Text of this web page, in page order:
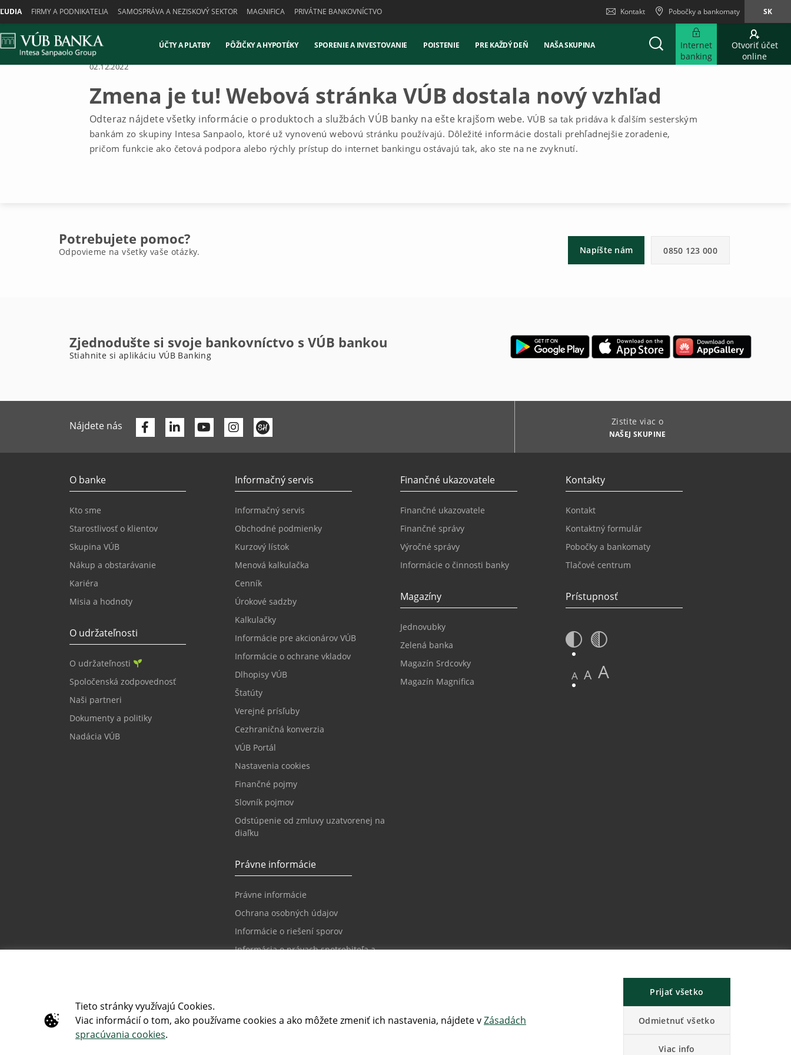
Tieto stránky využívajú Cookies.
Viac informácií o tom, ako používame cookies a ako môžete zmeniť ich nastavenia, nájdete vZásadách
spracúvania cookies.
Prijať všetko
Odmietnuť všetko
Viac info
ĽUDIA FIRMY A PODNIKATELIA SAMOSPRÁVA A NEZISKOVÝ SEKTOR MAGNIFICA PRIVÁTNE BANKOVNÍCTVO Kontakt Pobočky a bankomaty SK
ÚČTY A PLATBY PÔŽIČKY A HYPOTÉKY SPORENIE A INVESTOVANIE POISTENIE PRE KAŽDÝ DEŇ NAŠA SKUPINA
Internet
banking
Otvoriť účet
online
02.12.2022
Zmena je tu! Webová stránka VÚB dostala nový vzhľad
Odteraz nájdete všetky informácie o produktoch a službách VÚB banky na ešte krajšom webe. VÚB sa tak pridáva k ďalším sesterským
bankám zo skupiny Intesa Sanpaolo, ktoré už vynovenú webovú stránku používajú. Dôležité informácie dostali prehľadnejšie zoradenie,
pričom funkcie ako četová podpora alebo rýchly prístup do internet bankingu ostávajú tak, ako ste na ne zvyknutí.
Potrebujete pomoc?
Odpovieme na všetky vaše otázky. Napíšte nám 0850 123 000
Zjednodušte si svoje bankovníctvo s VÚB bankou
Stiahnite si aplikáciu VÚB Banking
Nájdete nás Facebook
LinkedinYoutube Zistite viac o
NAŠEJ SKUPINE
O banke
Kto sme
Starostlivosť o klientov
Skupina VÚB
Nákup a obstarávanie
Kariéra
Misia a hodnoty
O udržateľnosti
O udržateľnosti
Spoločenská zodpovednosť
Naši partneri
Dokumenty a politiky
Nadácia VÚB
Informačný servis
Informačný servis
Obchodné podmienky
Kurzový lístok
Menová kalkulačka
Cenník
Úrokové sadzby
Kalkulačky
Informácie pre akcionárov VÚB
Informácie o ochrane vkladov
Dlhopisy VÚB
Štatúty
Verejné prísľuby
Cezhraničná konverzia
VÚB Portál
Nastavenia cookies
Finančné pojmy
Slovník pojmov
Odstúpenie od zmluvy uzatvorenej na
diaľku
Právne informácie
Právne informácie
Ochrana osobných údajov
Informácie o riešení sporov
Informácia o právach spotrebiteľa a
Finančné ukazovatele
Finančné ukazovatele
Finančné správy
Výročné správy
Informácie o činnosti banky
Magazíny
Jednovubky
Zelená banka
Magazín Srdcovky
Magazín Magnifica
Kontakty
Kontakt
Kontaktný formulár
Pobočky a bankomaty
Tlačové centrum
Prístupnosť
A A A